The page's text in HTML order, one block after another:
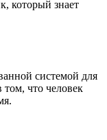
который знает
системой для
том, что человек